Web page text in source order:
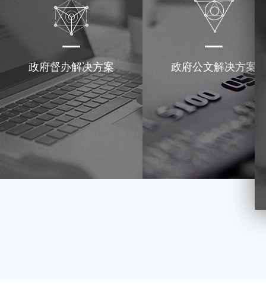
政府督办解决方案 政府公文解决方案